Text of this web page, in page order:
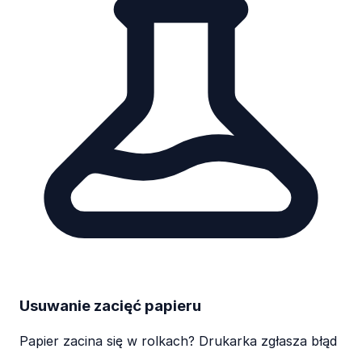
Usuwanie zacięć papieru
Papier zacina się w rolkach? Drukarka zgłasza błąd